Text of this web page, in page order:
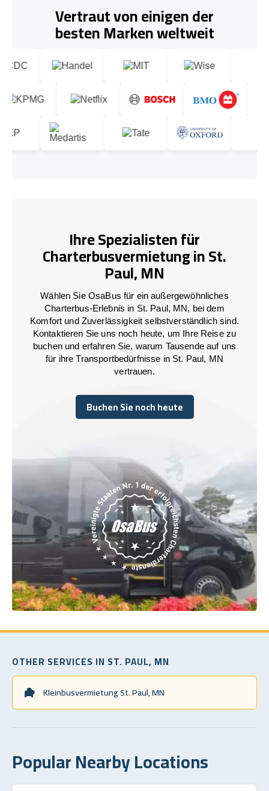
Vertraut von einigen der
besten Marken weltweit
Ihre Spezialisten für
Charterbusvermietung in St.
Paul, MN
Wählen Sie OsaBus für ein außergewöhnliches
Charterbus-Erlebnis in St. Paul, MN, bei dem
Komfort und Zuverlässigkeit selbstverständlich sind.
Kontaktieren Sie uns noch heute, um Ihre Reise zu
buchen und erfahren Sie, warum Tausende auf uns
für ihre Transportbedürfnisse in St. Paul, MN
vertrauen.
Buchen Sie noch heute
Buchen Sie noch heute
OTHER SERVICES IN ST. PAUL, MN
Kleinbusvermietung St. Paul, MN
Popular Nearby Locations